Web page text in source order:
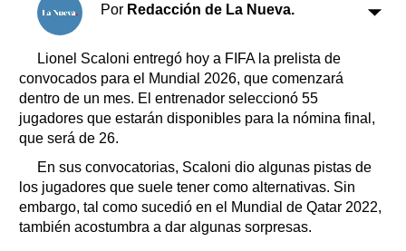
Por Redacción de La Nueva.
Lionel Scaloni entregó hoy a FIFA la prelista de
convocados para el Mundial 2026, que comenzará
dentro de un mes. El entrenador seleccionó 55
jugadores que estarán disponibles para la nómina final,
que será de 26.
En sus convocatorias, Scaloni dio algunas pistas de
los jugadores que suele tener como alternativas. Sin
embargo, tal como sucedió en el Mundial de Qatar 2022,
también acostumbra a dar algunas sorpresas.